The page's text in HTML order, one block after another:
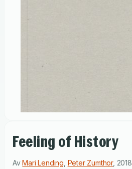
Feeling of History
AvMari Lending Peter Zumthor, 2018